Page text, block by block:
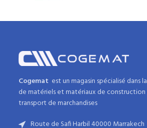
Cogemat est un magasin spécialisé dans la
de matériels et matériaux de construction
transport de marchandises
Route de Safi Harbil 40000 Marrakech